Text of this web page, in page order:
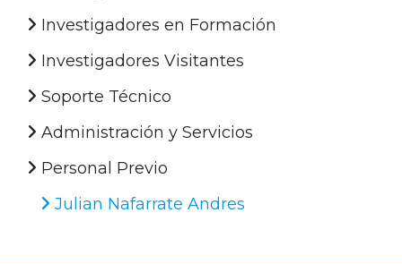
Investigadores en Formación
Investigadores Visitantes
Soporte Técnico
Administración y Servicios
Personal Previo
Julian Nafarrate Andres